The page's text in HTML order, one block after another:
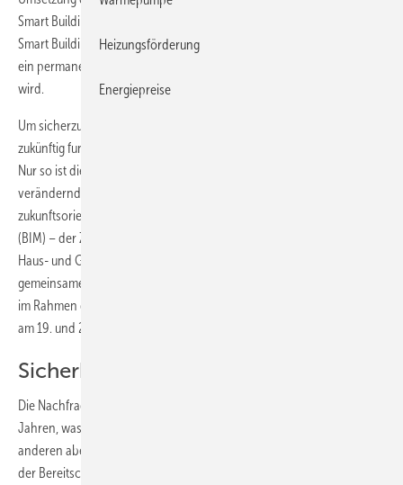
Smart Buildings grundlegend wandeln werden. Ob Smart Home,
Smart Building, Smart Living oder Smart Cities: Die Smartifizierung ist
ein permanenter Prozess, der sämtliche Lebensbereiche verändern
wird.
Um sicherzustellen, dass die Technik eines smarten Gebäudes auch
zukünftig funktioniert, ist eine vorausschauende Planung notwendig.
Nur so ist die Integration moderner, sich schnell und stetig
verändernder Gebäudetechnik zu jeder Zeit gewährleistet. Eine
zukunftsorientierte Planung wird mit Building Information Modeling
(BIM) – der Zusammenführung von Architektur- und Ingenieurwesen,
Haus- und Gebäudetechnik und Facility-Management in einem
gemeinsamen Datenmodell – erreicht. Auf der Light + Building wird
im Rahmen des Technologieforums ein Symposium zum Thema BIM
am 19. und 20. März in Halle 8.0 am Stand C41 angeboten.
Sicherheitsbedürfnis steigt
Die Nachfrage nach elektronischer Sicherheitstechnik steigt seit
Jahren, was zum einen in der guten Baukonjunktur begründet ist, zum
anderen aber auch in einem gestiegenen Sicherheitsbewusstsein und
der Bereitschaft, in Sicherheit zu investieren. Und bei der Entwicklung
Heizungsförderung
Energiepreise